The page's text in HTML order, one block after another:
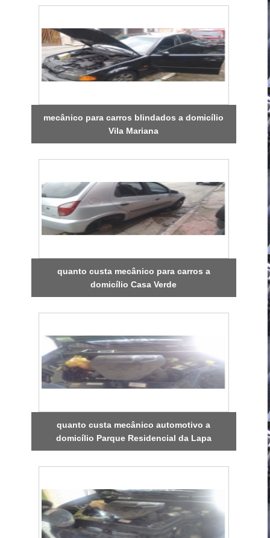
mecânico para carros blindados a domicílio
Vila Mariana
quanto custa mecânico para carros a
domicílio Casa Verde
quanto custa mecânico automotivo a
domicílio Parque Residencial da Lapa